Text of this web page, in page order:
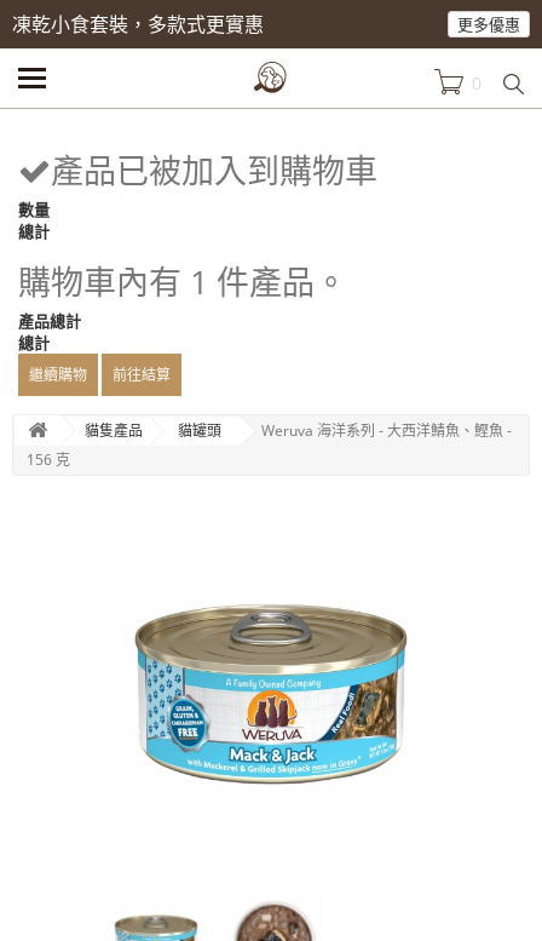
凍乾小食套裝，多款式更實惠 更多優惠
0
產品已被加入到購物車
數量
總計
購物車內有 1 件產品。
產品總計
總計
繼續購物 前往結算
貓隻產品 貓罐頭
Weruva 海洋系列 - 大西洋鯖魚、鰹魚 -
156 克